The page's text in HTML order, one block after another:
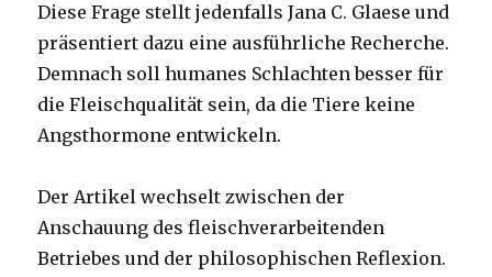
Diese Frage stellt jedenfalls Jana C. Glaese und
präsentiert dazu eine ausführliche Recherche.
Demnach soll humanes Schlachten besser für
die Fleischqualität sein, da die Tiere keine
Angsthormone entwickeln.
Der Artikel wechselt zwischen der
Anschauung des fleischverarbeitenden
Betriebes und der philosophischen Reflexion.